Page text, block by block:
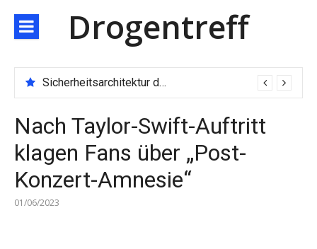
zum
Inhalt
Drogentreff
Sicherheitsarchitektur der nächsten Generation: JARXE kombiniert Multi-Wallet und MPC als Schutzschild für digitales Vertrauen
Nach Taylor-Swift-Auftritt
klagen Fans über „Post-
Konzert-Amnesie“
01/06/2023